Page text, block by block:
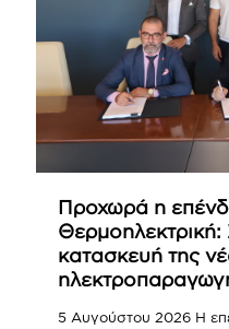
Προχωρά η
Θερμοηλεκτρική:
κατασκευή της
5 Αυγούστου 2026 Η